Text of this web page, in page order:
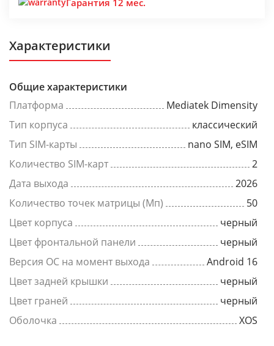
Гарантия 12 мес.
Характеристики
Общие характеристики
Платформа
Mediatek Dimensity
Тип корпуса
классический
Тип SIM-карты
nano SIM, eSIM
Количество SIM-карт
2
Дата выхода
2026
Количество точек матрицы (Мп)
50
Цвет корпуса
черный
Цвет фронтальной панели
черный
Версия ОС на момент выхода
Android 16
Цвет задней крышки
черный
Цвет граней
черный
Оболочка
XOS